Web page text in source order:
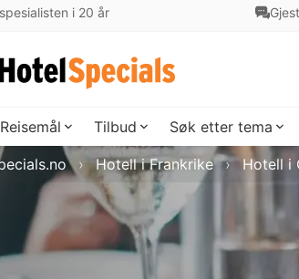
i 20 år
Reisemål Tilbud Søk etter tema
Hotell i Frankrike Hotell i